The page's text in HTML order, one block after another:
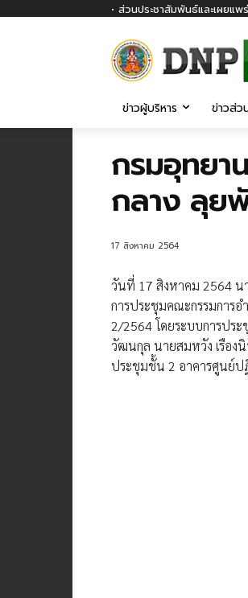
• ส่วนประชาสัมพันธ์และเผย
ข่าวผู้บริหาร ข่าวส่ว
กรมอุทยา
กลาง ลุย
17 สิงหาคม 2564
วันที่ 17 สิงหาคม 2564
การประชุมคณะกรรมการ
2/2564 โดยระบบการปร
วัฒนกุล นายสมหวัง เรือง
ประชุมชั้น 2 อาคารศูนย์ป